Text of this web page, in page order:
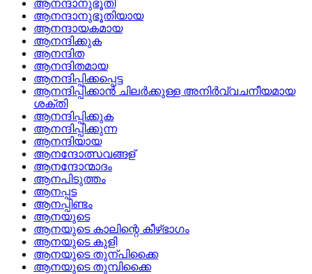
ആനന്ദാനുഭൂതി
ആനന്ദാനുഭൂതിയായ
ആനന്ദായകമായ
ആനന്ദിക്കുക
ആനന്ദിത
ആനന്ദിതമായ
ആനന്ദിപ്പിക്കപ്പെട്ട
ആനന്ദിപ്പിക്കാന്‍ ചിലര്‍ക്കുള്ള അനിര്‍വ്വചനീയമായ
ശക്തി
ആനന്ദിപ്പിക്കുക
ആനന്ദിപ്പിക്കുന്ന
ആനന്ദിയായ
ആനന്ദോത്സവങ്ങള്
ആനന്ദോന്മാദം
ആനപിടുത്തം
ആനപ്പട
ആനപ്പിണ്ടം
ആനയുടെ
ആനയുടെ കാലിന്റെ കീഴ്‌ഭാഗം
ആനയുടെ കുളി
ആനയുടെ തുന്പിക്കൈ
ആനയുടെ തുമ്പിക്കൈ